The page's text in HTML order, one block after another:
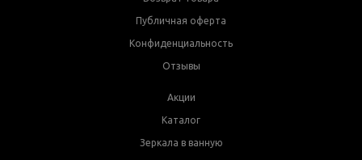
Публичная оферта
Конфиденциальность
Отзывы
Акции
Каталог
Зеркала в ванную